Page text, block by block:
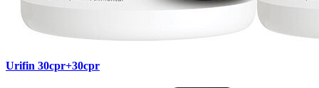
Urifin 30cpr+30cpr